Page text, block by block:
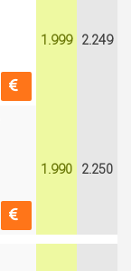
1.999 2.249
1.990 2.250